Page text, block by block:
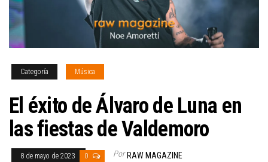
Categoría Música
El éxito de Álvaro de Luna en
las fiestas de Valdemoro
8 de mayo de 2023 0 Por RAW MAGAZINE